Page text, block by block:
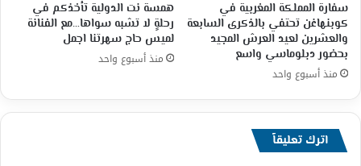
سفارة المملكة المغربية في
كوبنهاغن تحتفي بالذكرى السابعة
والعشرين لعيد العرش المجيد
بحضور دبلوماسي واسع
منذ أسبوع واحد
همسة نت الدولية تأخذكم في
رحلةٍ لا تشبه سواها…مع الفنانة
لميس حاج سهرتنا اجمل
منذ أسبوع واحد
اترك تعليقاً